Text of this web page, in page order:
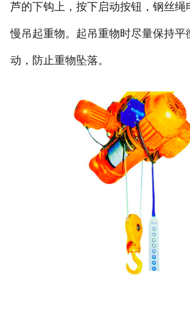
芦的下钩上，按下启动按钮，钢丝绳
慢吊起重物。起吊重物时尽量保持平
动，防止重物坠落。